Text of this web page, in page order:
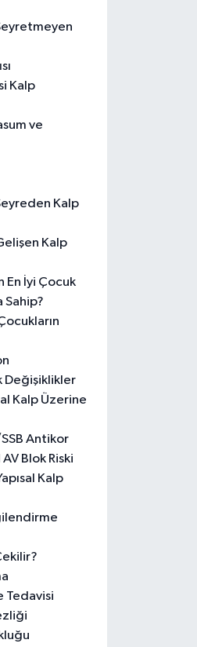
Kalp
ve
Kalp
Kalp
En İyi Çocuk
Sahip?
Değişiklikler
Kalp Üzerine
Antikor
Blok Riski
Kalp
Tedavisi